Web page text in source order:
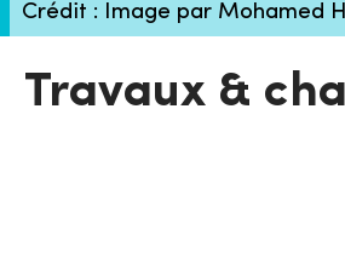
Crédit : Image par Mohamed
Travaux &